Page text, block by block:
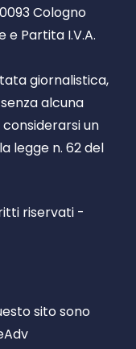
Cologno
e Partita I.V.A.
giornalistica,
alcuna
un
legge n. 62 del
riservati -
sito sono